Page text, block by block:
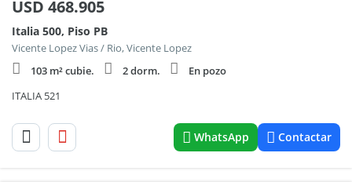
USD 468.905
Italia 500, Piso PB
Vicente Lopez Vias / Rio, Vicente Lopez
103 m² cubie.
2 dorm.
En pozo
ITALIA 521
WhatsApp Contactar